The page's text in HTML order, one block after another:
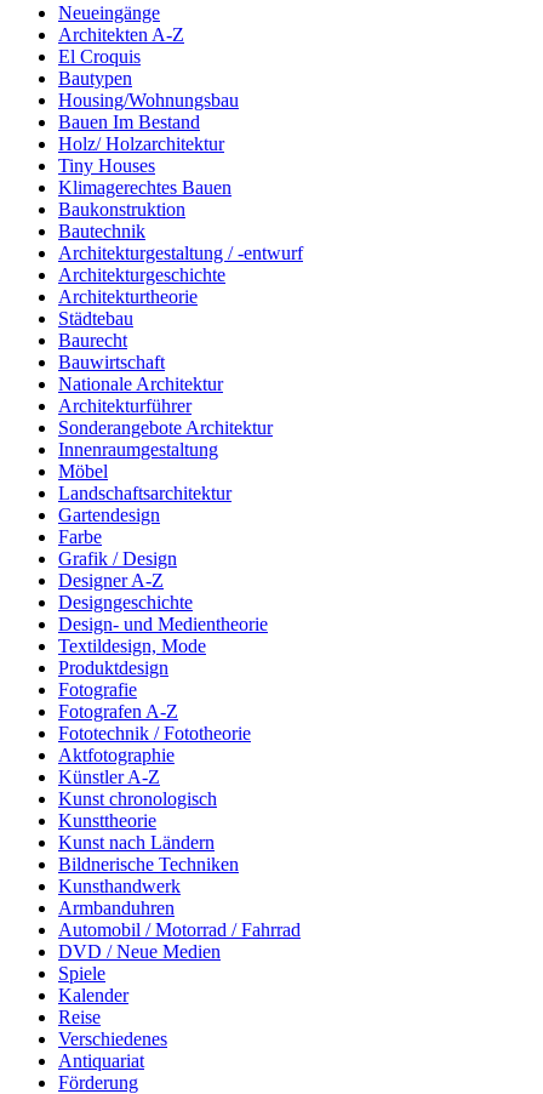
Neueingänge
Architekten A-Z
El Croquis
Bautypen
Housing/Wohnungsbau
Bauen Im Bestand
Holz/ Holzarchitektur
Tiny Houses
Klimagerechtes Bauen
Baukonstruktion
Bautechnik
Architekturgestaltung / -entwurf
Architekturgeschichte
Architekturtheorie
Städtebau
Baurecht
Bauwirtschaft
Nationale Architektur
Architekturführer
Sonderangebote Architektur
Innenraumgestaltung
Möbel
Landschaftsarchitektur
Gartendesign
Farbe
Grafik / Design
Designer A-Z
Designgeschichte
Design- und Medientheorie
Textildesign, Mode
Produktdesign
Fotografie
Fotografen A-Z
Fototechnik / Fototheorie
Aktfotographie
Künstler A-Z
Kunst chronologisch
Kunsttheorie
Kunst nach Ländern
Bildnerische Techniken
Kunsthandwerk
Armbanduhren
Automobil / Motorrad / Fahrrad
DVD / Neue Medien
Spiele
Kalender
Reise
Verschiedenes
Antiquariat
Förderung